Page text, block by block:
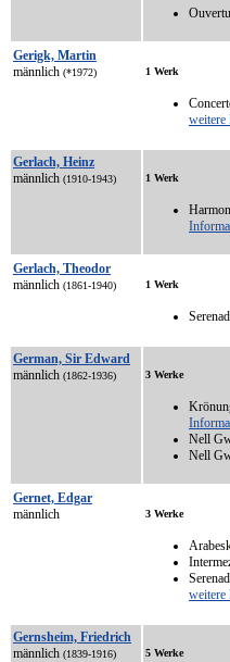
Gerigk, Martin
männlich (*1972) 1 Werk
weitere
Gerlach, Heinz
männlich (1910-1943) 1 Werk
Gerlach, Theodor
männlich (1861-1940) 1 Werk
German, Sir Edward
männlich (1862-1936) 3 Werke
Nell
Nell
Gernet, Edgar
männlich
3 Werke
weitere
Gernsheim, Friedrich
männlich (1839-1916) 5 Werke